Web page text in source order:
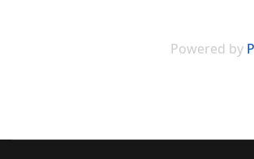
Powered by